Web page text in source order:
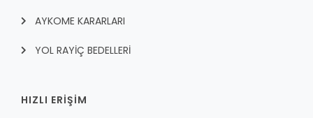
AYKOME KARARLARI
YOL RAYİÇ BEDELLERİ
HIZLI ERİŞİM